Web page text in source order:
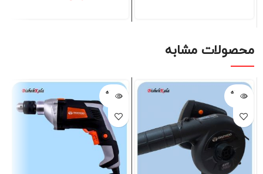
محصولات مشابه
فروخته
شده
فروخته
شده